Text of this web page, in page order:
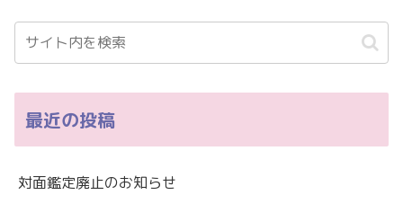
最近の投稿
対面鑑定廃止のお知らせ